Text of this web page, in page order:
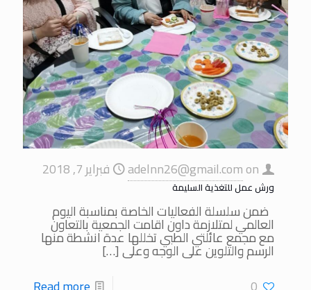
adelnn26@gmail.comon فبراير 7, 2018
ورش عمل للتغذية السليمة
ضمن سلسلة الفعاليات الخاصة بمناسبة اليوم
العالمي لمتلازمة داون اقامت الجمعية بالتعاون
مع مجمع عائلتي الطبي تخللها عدة انشطة منها
الرسم والتلوين على الوجه وعلى[…]